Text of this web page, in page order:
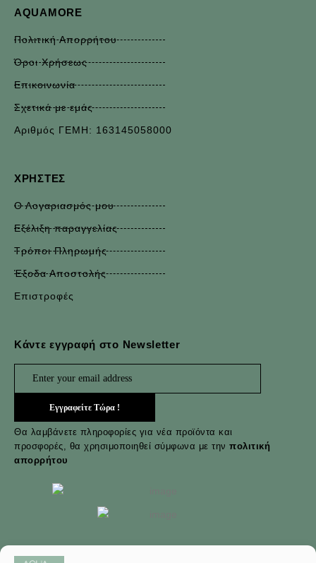
AQUAMORE
Πολιτική Απορρήτου
Όροι Χρήσεως
Επικοινωνία
Σχετικά με εμάς
Αριθμός ΓΕΜΗ: 163145058000
ΧΡΉΣΤΕΣ
Ο Λογαριασμός μου
Εξέλιξη παραγγελίας
Τρόποι Πληρωμής
Έξοδα Αποστολής
Επιστροφές
Κάντε εγγραφή στο Newsletter
Θα λαμβάνετε πληροφορίες για νέα προϊόντα και
προσφορές, θα χρησιμοποιηθεί σύμφωνα με την πολιτική
απορρήτου